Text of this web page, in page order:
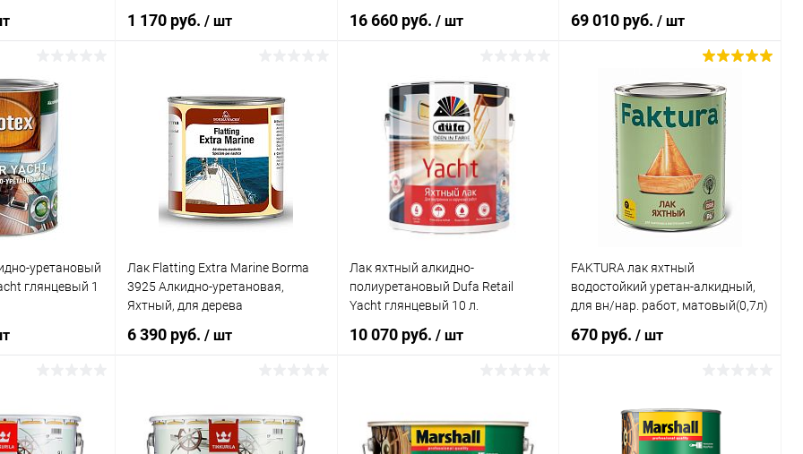
Сравнение
В наличии
1 170 руб. / шт
В корзину
Купить в 1 клик Сравнение
В избранное В наличии
полуматовый (9л)
16 660 руб. / шт
В корзину
Купить в 1 клик Сравнение
В избранное В наличии
HES4650.00) н.у.25л DE 45039
69 010 руб./ шт
В корзину
Купить в 1 клик Сравнение
В избранное В наличии
уретановый
глянцевый 1
Лак Flatting Extra Marine Borma
3925 Алкидно-уретановая,
Яхтный, для дерева
6 390 руб. / шт
Лак яхтный алкидно-
полиуретановый Dufa Retail
Yacht глянцевый 10 л.
10 070 руб. / шт
FAKTURA лак яхтный
водостойкий уретан-алкидный,
для вн/нар. работ, матовый(0,7л)
670 руб./ шт
В корзину